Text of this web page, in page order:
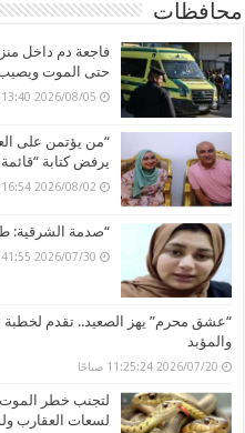
محافظات
فاجعة دم داخل
حتى الموت
2026/08/05 10:13:40 صباحًا
“من يؤتمن على
يرفض كتابة “قائمة
2026/08/02 10:16:54 صباحًا
“صدمة الشرقية:
2026/07/30 9:41:55 صباحًا
“عشق محرم” يهز الصعيد.. تقدم لخطبة
والمؤبد
2026/07/20 11:25:24 صباحًا
لتجنب خطر
لسعات العقارب